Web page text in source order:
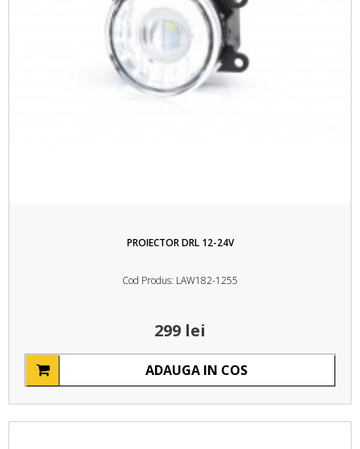
PROIECTOR DRL 12-24V
Cod Produs: LAW182-1255
299 lei
ADAUGA IN COS